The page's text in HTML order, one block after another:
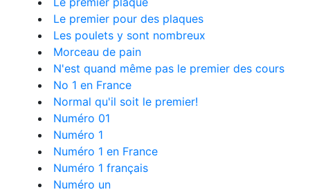
Le premier pour des plaques
Les poulets y sont nombreux
Morceau de pain
N'est quand même pas le premier des cours
No 1 en France
Normal qu'il soit le premier!
Numéro 01
Numéro 1
Numéro 1 en France
Numéro 1 français
Numéro un